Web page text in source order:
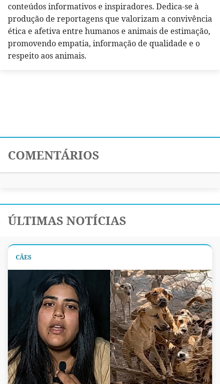
conteúdos informativos e inspiradores. Dedica-se à
produção de reportagens que valorizam a convivência
ética e afetiva entre humanos e animais de estimação,
promovendo empatia, informação de qualidade e o
respeito aos animais.
COMENTÁRIOS
ÚLTIMAS NOTÍCIAS
CÃES